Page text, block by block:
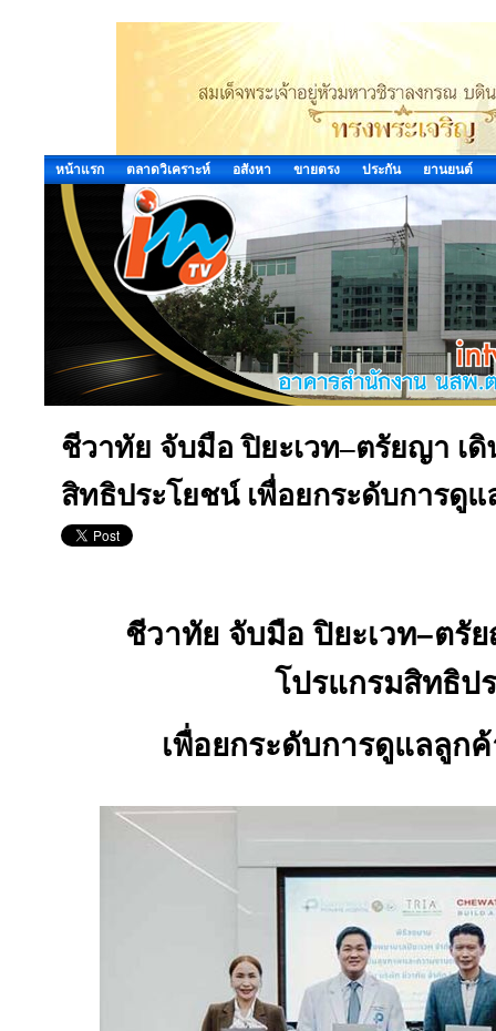
หน้าแรก ตลาดวิเคราะห์ อสังหา ขายตรง ประกัน ยานยนต์
ชีวาทัย จับมือ ปิยะเวท–ตรัยญา เ
สิทธิประโยชน์ เพื่อยกระดับการดู
ชีวาทัย จับมือ ปิยะเวท–ต
โปรแกรมสิทธิป
เพื่อยกระดับการดูแลลูก